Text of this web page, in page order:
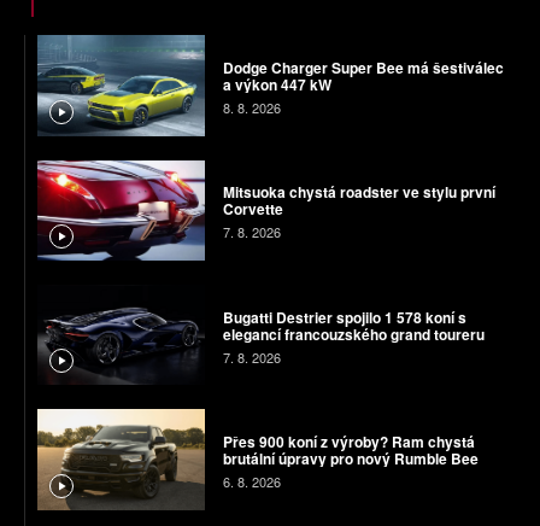
Dodge Charger Super Bee má šestiválec
a výkon 447 kW
8. 8. 2026
Mitsuoka chystá roadster ve stylu první
Corvette
7. 8. 2026
Bugatti Destrier spojilo 1 578 koní s
elegancí francouzského grand toureru
7. 8. 2026
Přes 900 koní z výroby? Ram chystá
brutální úpravy pro nový Rumble Bee
6. 8. 2026